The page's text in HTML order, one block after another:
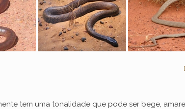
tem uma tonalidade que pode ser bege,